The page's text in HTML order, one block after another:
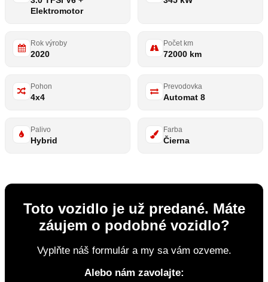
Elektromotor
Rok výroby
2020
Počet km
72000 km
Pohon
4x4
Prevodovka
Automat 8
Palivo
Hybrid
Farba
Čierna
Toto vozidlo je už predané. Máte
záujem o podobné vozidlo?
Vyplňte náš formulár a my sa vám ozveme.
Alebo nám zavolajte: